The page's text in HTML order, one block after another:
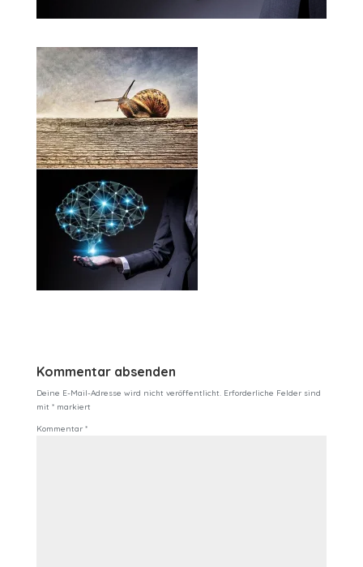
Kommentar absenden
Deine E-Mail-Adresse wird nicht veröffentlicht. Erforderliche Felder sind
mit *markiert
Kommentar *